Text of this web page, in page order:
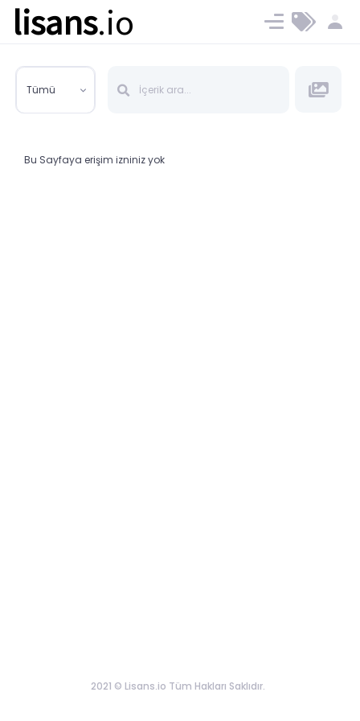
lisans.io Ücret ve Planlar
Tümü
Bu Sayfaya erişim izniniz yok
2021 © Lisans.io Tüm Hakları Saklıdır.